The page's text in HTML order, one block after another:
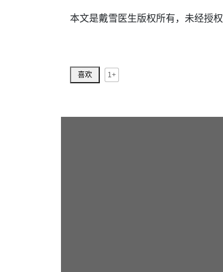
本文是戴雪医生版权所有，未经授权
喜欢 1+